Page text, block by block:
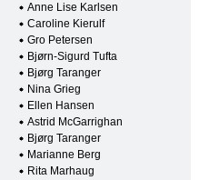
Anne Lise Karlsen
Caroline Kierulf
Gro Petersen
Bjørn-Sigurd Tufta
Bjørg Taranger
Nina Grieg
Ellen Hansen
Astrid McGarrighan
Bjørg Taranger
Marianne Berg
Rita Marhaug